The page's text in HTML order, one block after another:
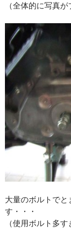
（全体的に写真
大量のボルトでと
す・・・
（使用ボルト多す